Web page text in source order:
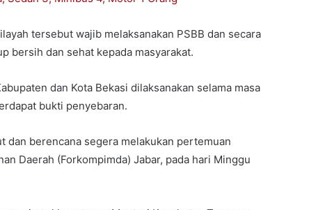
tersebut wajib melaksanakan PSBB dan secara
bersih dan sehat kepada masyarakat.
dan Kota Bekasi dilaksanakan selama masa
bukti penyebaran.
dan berencana segera melakukan pertemuan
Daerah (Forkompimda) Jabar, pada hari Minggu